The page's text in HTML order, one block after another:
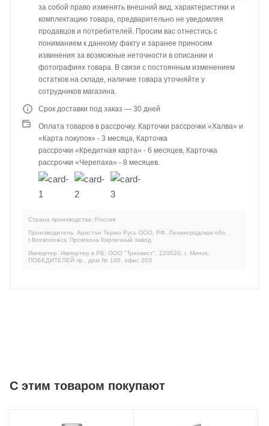
за собой право изменять внешний вид, характеристики и
комплектацию товара, предварительно не уведомляя
продавцов и потребителей. Просим вас отнестись с
пониманием к данному факту и заранее приносим
извинения за возможные неточности в описании и
фотографиях товара. В связи с постоянным изменением
остатков на складе, наличие товара уточняйте у
сотрудников магазина.
Срок доставки под заказ — 30 дней
Оплата товаров в рассрочку. Карточки рассрочки «Халва» и
«Карта покупок» - 3 месяца, Карточка
рассрочки «Кредитная карта» - 6 месяцев, Карточка
рассрочки «Черепаха» - 8 месяцев.
Страна производства: Россия
Производитель: Аристон Термо Русь ООО, РФ, Ленинградская обл.
г.Всеволожск, Промзона Кирпичный завод
Импортер: Импортер в РБ: ООО "Триовист", 220020, г. Минск,
ПОБЕДИТЕЛЕЙ пр., дом № 100, офис 203
C этим товаром покупают